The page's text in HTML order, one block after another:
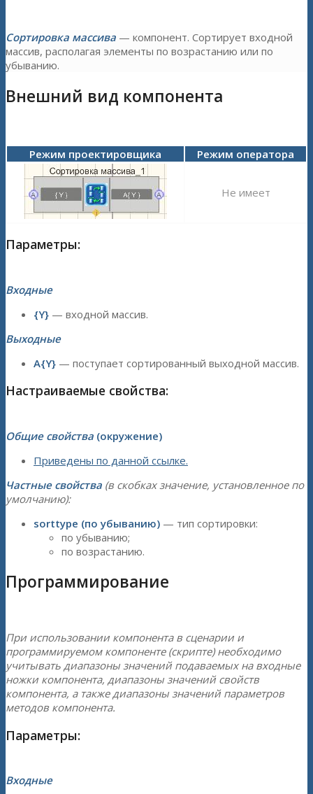
Сортировка массива — компонент. Сортирует входной
массив, располагая элементы по возрастанию или по
убыванию.
Внешний вид компонента
Режим проектировщика Режим оператора
Не имеет
Параметры:
Входные
{Y} — входной массив.
Выходные
A{Y} — поступает сортированный выходной массив.
Настраиваемые свойства:
Общие свойства (окружение)
Приведены по данной ссылке.
Частные свойства (в скобках значение, установленное по
умолчанию):
sorttype (по убыванию) — тип сортировки:
по убыванию;
по возрастанию.
Программирование
При использовании компонента в сценарии и
программируемом компоненте (скрипте) необходимо
учитывать диапазоны значений подаваемых на входные
ножки компонента, диапазоны значений свойств
компонента, а также диапазоны значений параметров
методов компонента.
Параметры:
Входные